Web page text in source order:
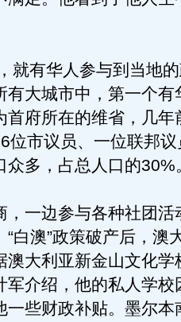
有华人参与到当地的
有大城市中，第一个有
首府所在的维省，几年
位市议员、一位联邦
众多，占总人口的30%
一边参与各种社团活
白澳”政策破产后，澳
澳大利亚新金山文化学
军介绍，他的私人学校
一些财政补贴。墨尔本